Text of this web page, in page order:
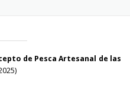
de Pesca Artesanal de las